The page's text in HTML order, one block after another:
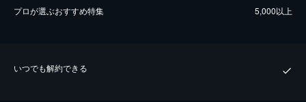
プロが選ぶおすすめ特集 5,000以上
いつでも解約できる